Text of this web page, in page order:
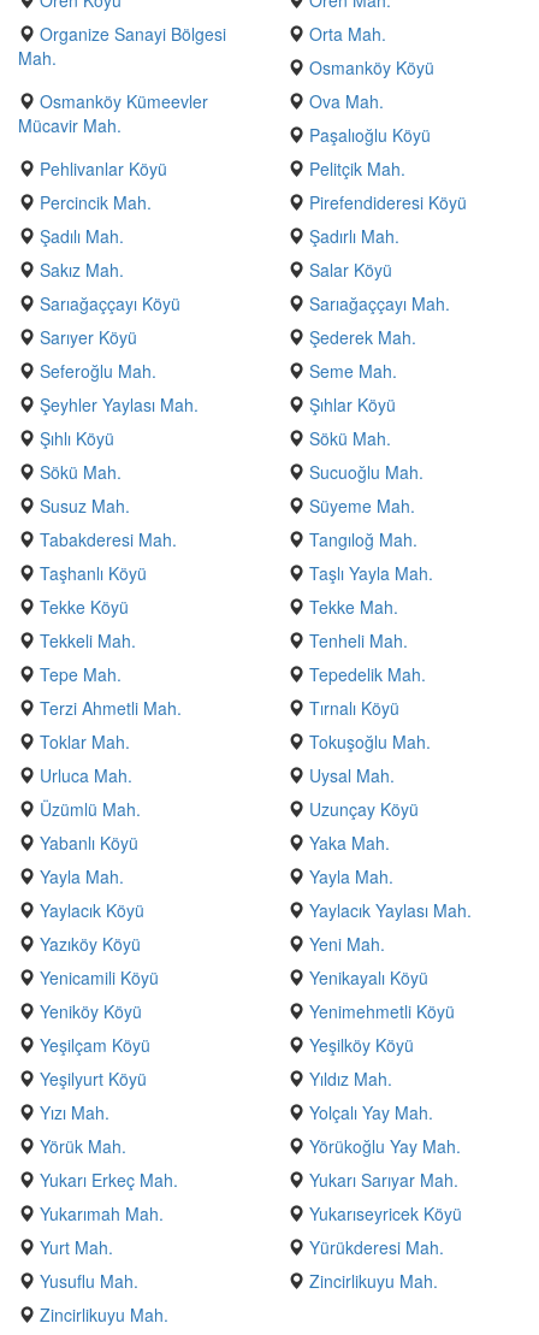
Organize Sanayi Bölgesi
Mah.
Orta Mah.
Osmanköy Köyü
Osmanköy Kümeevler
Mücavir Mah.
Ova Mah.
Paşalıoğlu Köyü
Pehlivanlar Köyü
Pelitçik Mah.
Percincik Mah.
Pirefendideresi Köyü
Şadılı Mah.
Şadırlı Mah.
Sakız Mah.
Salar Köyü
Sarıağaççayı Köyü
Sarıağaççayı Mah.
Sarıyer Köyü
Şederek Mah.
Seferoğlu Mah.
Seme Mah.
Şeyhler Yaylası Mah.
Şıhlar Köyü
Şıhlı Köyü
Sökü Mah.
Sökü Mah.
Sucuoğlu Mah.
Susuz Mah.
Süyeme Mah.
Tabakderesi Mah.
Tangıloğ Mah.
Taşhanlı Köyü
Taşlı Yayla Mah.
Tekke Köyü
Tekke Mah.
Tekkeli Mah.
Tenheli Mah.
Tepe Mah.
Tepedelik Mah.
Terzi Ahmetli Mah.
Tırnalı Köyü
Toklar Mah.
Tokuşoğlu Mah.
Urluca Mah.
Uysal Mah.
Üzümlü Mah.
Uzunçay Köyü
Yabanlı Köyü
Yaka Mah.
Yayla Mah.
Yayla Mah.
Yaylacık Köyü
Yaylacık Yaylası Mah.
Yazıköy Köyü
Yeni Mah.
Yenicamili Köyü
Yenikayalı Köyü
Yeniköy Köyü
Yenimehmetli Köyü
Yeşilçam Köyü
Yeşilköy Köyü
Yeşilyurt Köyü
Yıldız Mah.
Yızı Mah.
Yolçalı Yay Mah.
Yörük Mah.
Yörükoğlu Yay Mah.
Yukarı Erkeç Mah.
Yukarı Sarıyar Mah.
Yukarımah Mah.
Yukarıseyricek Köyü
Yurt Mah.
Yürükderesi Mah.
Yusuflu Mah.
Zincirlikuyu Mah.
Zincirlikuyu Mah.